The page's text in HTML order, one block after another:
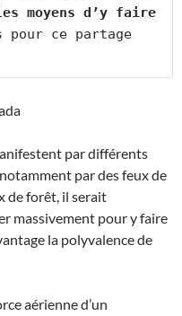
moyens d’y faire
pour ce partage
par différents
par des feux de
de forêt, il serait
massivement pour y faire
la polyvalence de
aérienne d’un